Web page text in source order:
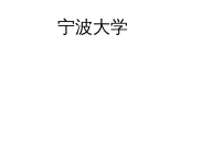
宁波大学